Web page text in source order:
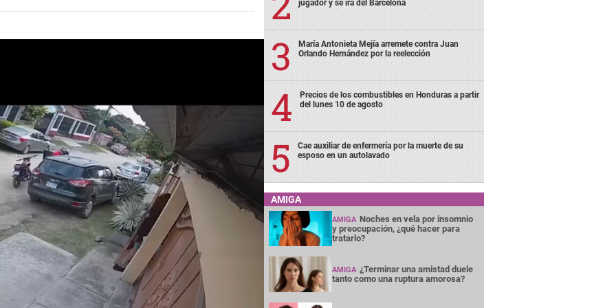
jugador y se irá del Barcelona
María Antonieta Mejía arremete contra Juan
Orlando Hernández por la reelección
Precios de los combustibles en Honduras a partir
del lunes 10 de agosto
Cae auxiliar de enfermería por la muerte de su
esposo en un autolavado
AMIGA
AMIGA Noches en vela por insomnio
y preocupación, ¿qué hacer para
tratarlo?
AMIGA ¿Terminar una amistad duele
tanto como una ruptura amorosa?